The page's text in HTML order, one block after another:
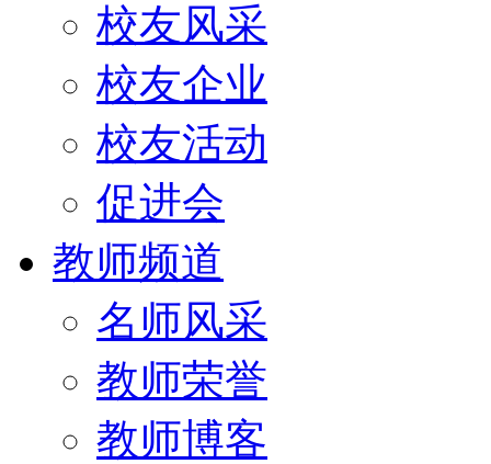
校友风采
校友企业
校友活动
促进会
教师频道
名师风采
教师荣誉
教师博客